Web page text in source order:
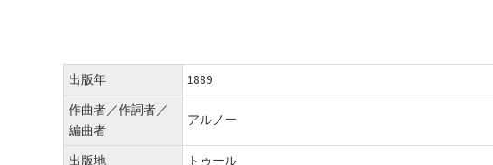
出版年
1889
作曲者／作詞者／
編曲者
アルノー
出版地
トゥール